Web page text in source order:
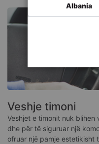
Veshje timoni
Veshjet e timonit nuk
dhe për të siguruar një
ofruar një pamje estetikisht
Albania